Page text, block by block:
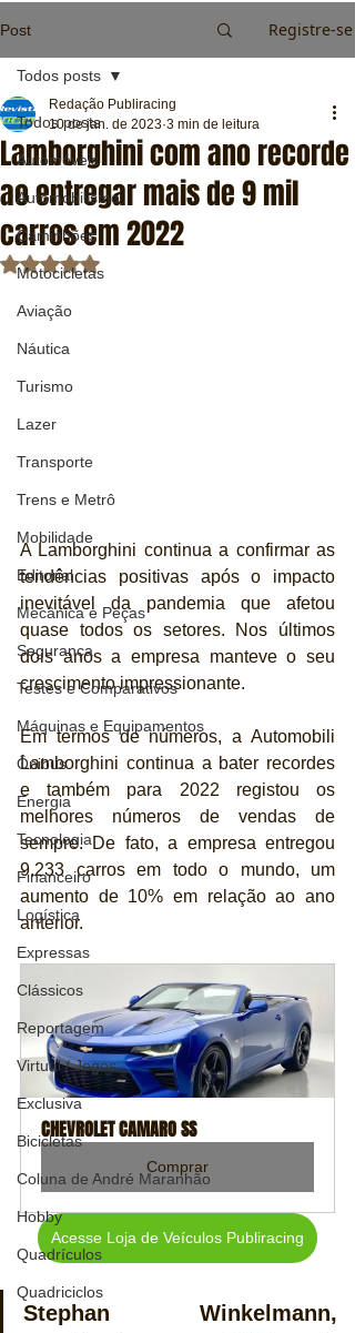
Post Registre-se
Todos posts
Automóveis
Automobilismo
Caminhões
Motocicletas
Aviação
Náutica
Turismo
Lazer
Transporte
Trens e Metrô
Mobilidade
Editorial
Mecânica e Peças
Segurança
Testes e Comparativos
Máquinas e Equipamentos
Ônibus
Energia
Tecnologia
Financeiro
Logística
Expressas
Clássicos
Reportagem
Virtual / Jogos
Exclusiva
Bicicletas
Coluna de André Maranhão
Hobby
Quadrículos
Quadriciclos
Todos posts
Lamborghini com ano recorde
ao entregar mais de 9 mil
carros em 2022
Redação Publiracing
10 de jan. de 2023 3 min de leitura
Avaliado com NaN de 5 estrelas.
A Lamborghini continua a confirmar as
tendências positivas após o impacto
inevitável da pandemia que afetou
quase todos os setores. Nos últimos
dois anos a empresa manteve o seu
crescimento impressionante.
Em termos de números, a Automobili
Lamborghini continua a bater recordes
e também para 2022 registou os
melhores números de vendas de
sempre. De fato, a empresa entregou
9.233 carros em todo o mundo, um
aumento de 10% em relação ao ano
anterior.
CHEVROLET CAMARO SS
Comprar
Acesse Loja de Veículos Publiracing
Stephan Winkelmann,